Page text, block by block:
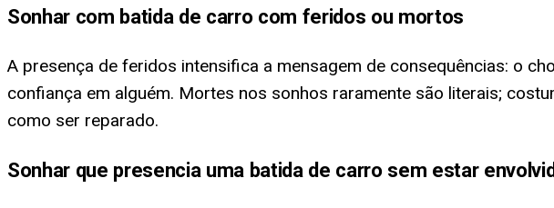
Sonhar com batida de carro com feridos ou mortos
A presença de feridos intensifica a mensagem de consequências: o
confiança em alguém. Mortes nos sonhos raramente são literais;
como ser reparado.
Sonhar que presencia uma batida de carro sem estar